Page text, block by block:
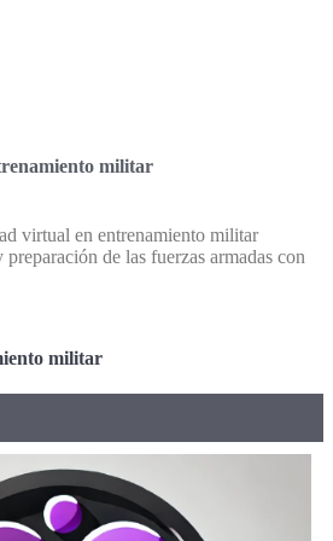
militar
virtual en entrenamiento militar
de las fuerzas armadas con
militar